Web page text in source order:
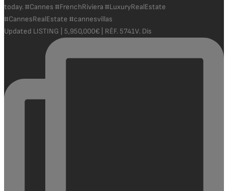
Updated LISTING | 5,950,000€ | RÉF. 5741V. Dis